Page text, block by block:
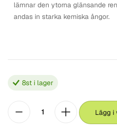
lämnar den ytorna glänsande
andas in starka kemiska ångor.
8st i lager
Lägg i